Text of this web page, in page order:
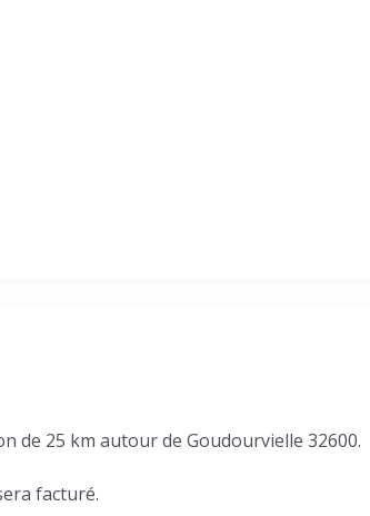
de 25 km autour de Goudourvielle 32600.
facturé.